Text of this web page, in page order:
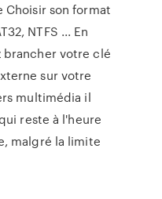
Choisir son format
NTFS ... En
brancher votre clé
sur votre
multimédia il
reste à l'heure
malgré la limite